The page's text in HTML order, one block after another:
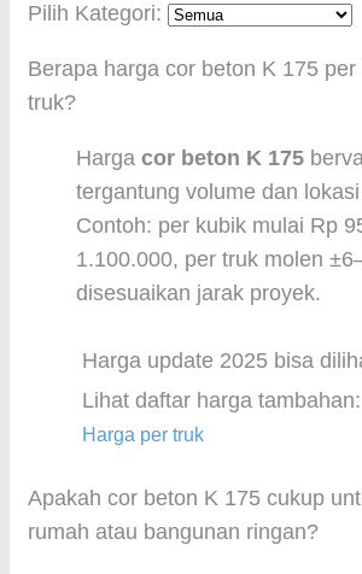
Pilih Kategori:
Berapa harga cor beton K 175
truk?
Harga cor beton K 175
tergantung volume dan
Contoh: per kubik mulai Rp
1.100.000, per truk molen
disesuaikan jarak proyek.
Harga update 2025 bisa
Lihat daftar harga tambahan:
Harga per truk
Apakah cor beton K 175 cukup
rumah atau bangunan ringan?